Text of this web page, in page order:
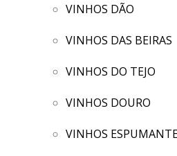
VINHOS DÃO
VINHOS DAS BEIRAS
VINHOS DO TEJO
VINHOS DOURO
VINHOS